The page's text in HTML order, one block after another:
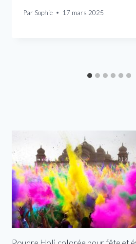
Par Sophie 17 mars 2025